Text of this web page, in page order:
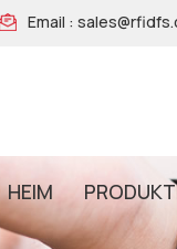
Email :
HEIM